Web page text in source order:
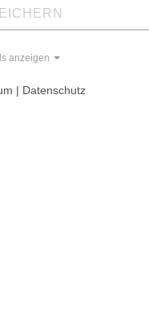
int.de
anzeigen
| Datenschutz